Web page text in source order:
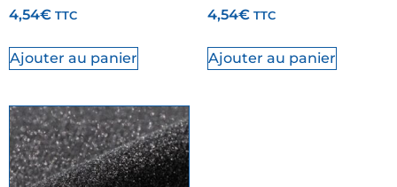
4,54€ TTC
Ajouter au panier
4,54€ TTC
Ajouter au panier